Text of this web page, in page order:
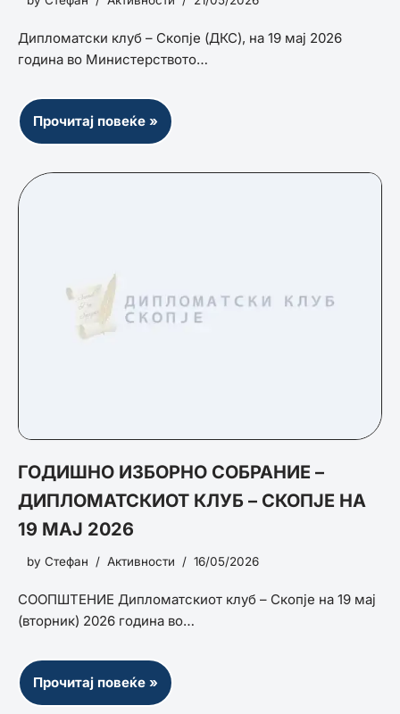
Дипломатски клуб – Скопје (ДКС), на 19 мај 2026
година во Министерството…
Прочитај повеќе »
ГОДИШНО ИЗБОРНО СОБРАНИЕ –
ДИПЛОМАТСКИОТ КЛУБ – СКОПЈЕ НА
19 МАЈ 2026
by Стефан Активности 16/05/2026
СООПШТЕНИЕ Дипломатскиот клуб – Скопје на 19 мај
(вторник) 2026 година во…
Прочитај повеќе »